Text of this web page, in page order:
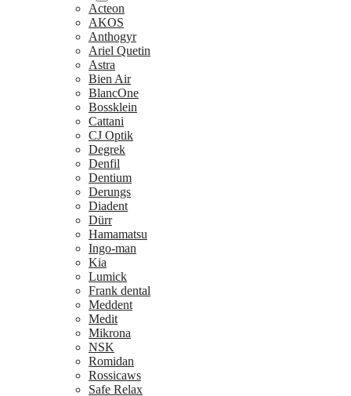
Acteon
AKOS
Anthogyr
Ariel Quetin
Astra
Bien Air
BlancOne
Bossklein
Cattani
CJ Optik
Degrek
Denfil
Dentium
Derungs
Diadent
Dürr
Hamamatsu
Ingo-man
Kia
Lumick
Frank dental
Meddent
Medit
Mikrona
NSK
Romidan
Rossicaws
Safe Relax